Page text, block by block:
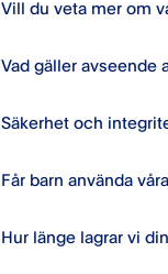
Vill du veta mer om
Vad gäller avseende
Säkerhet och
Får barn använda
Hur länge lagrar vi